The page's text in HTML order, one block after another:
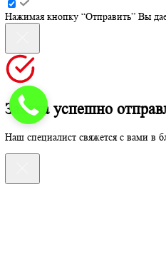
Принять
Оставьте заявку на
Оставьте заявку на консультацию